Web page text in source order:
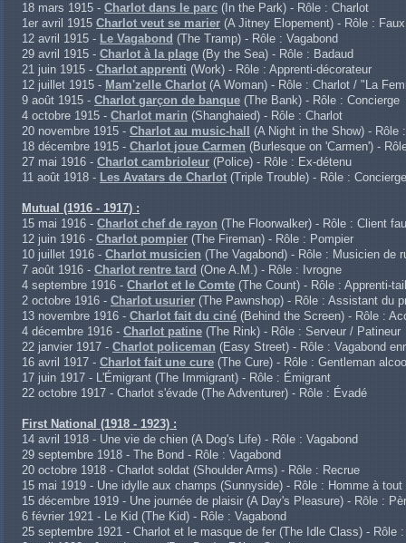
18 mars 1915 - Charlot dans le parc (In the Park) - Rôle : Charlot
1er avril 1915 Charlot veut se marier (A Jitney Elopement) - Rôle :
12 avril 1915 - Le Vagabond (The Tramp) - Rôle : Vagabond
29 avril 1915 - Charlot à la plage (By the Sea) - Rôle : Badaud
21 juin 1915 - Charlot apprenti (Work) - Rôle : Apprenti-décorateur
12 juillet 1915 - Mam'zelle Charlot (A Woman) - Rôle : Charlot / "La
9 août 1915 - Charlot garçon de banque (The Bank) - Rôle : Concierge
4 octobre 1915 - Charlot marin (Shanghaied) - Rôle : Charlot
20 novembre 1915 - Charlot au music-hall
(A Night in the Show) -
18 décembre 1915 - Charlot joue Carmen (Burlesque on 'Carmen') -
27 mai 1916 - Charlot cambrioleur (Police) - Rôle : Ex-détenu
11 août 1918 - Les Avatars de Charlot (Triple Trouble) - Rôle : Concierge
Mutual (1916 - 1917) :
15 mai 1916 - Charlot chef de rayon (The Floorwalker) - Rôle : Client
12 juin 1916 - Charlot pompier (The Fireman) - Rôle : Pompier
10 juillet 1916 - Charlot musicien (The Vagabond) - Rôle : Musicien de
7 août 1916 - Charlot rentre tard (One A.M.) - Rôle : Ivrogne
4 septembre 1916 - Charlot et le Comte (The Count) - Rôle : Apprenti-
2 octobre 1916 - Charlot usurier (The Pawnshop) - Rôle : Assistant du
13 novembre 1916 - Charlot fait du ciné (Behind the Screen) - Rôle :
4 décembre 1916 - Charlot patine (The Rink) - Rôle : Serveur / Patineur
22 janvier 1917 - Charlot policeman (Easy Street) - Rôle : Vagabond
16 avril 1917 - Charlot fait une cure (The Cure) - Rôle : Gentleman
17 juin 1917 - L'Émigrant (The Immigrant) - Rôle : Émigrant
22 octobre 1917 - Charlot s'évade (The Adventurer) - Rôle : Évadé
First National (1918 - 1923) :
14 avril 1918 - Une vie de chien (A Dog's Life) - Rôle : Vagabond
29 septembre 1918 - The Bond - Rôle : Vagabond
20 octobre 1918 - Charlot soldat (Shoulder Arms) - Rôle : Recrue
15 mai 1919 - Une idylle aux champs (Sunnyside) - Rôle : Homme à tout
15 décembre 1919 - Une journée de plaisir (A Day's Pleasure) - Rôle :
6 février 1921 - Le Kid (The Kid) - Rôle : Vagabond
25 septembre 1921 - Charlot et le masque de fer (The Idle Class) - Rôle